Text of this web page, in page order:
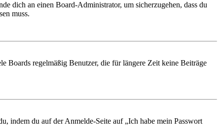
dich an einen Board-Administrator, um sicherzugehen, dass du
muss.
Boards regelmäßig Benutzer, die für längere Zeit keine Beiträge
indem du auf der Anmelde-Seite auf „Ich habe mein Passwort